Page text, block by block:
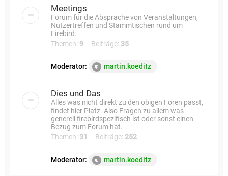
Meetings
Forum für die Absprache von Veranstaltungen,
Nutzertreffen und Stammtischen rund um
Firebird.
Themen: 9 Beiträge: 35
Moderator: martin.koeditz
Dies und Das
Alles was nicht direkt zu den obigen Foren passt,
findet hier Platz. Also Fragen zu allem was
generell firebirdspezifisch ist oder sonst einen
Bezug zum Forum hat.
Themen: 31 Beiträge: 252
Moderator: martin.koeditz